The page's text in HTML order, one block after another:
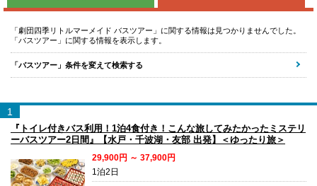
「劇団四季リトルマーメイド バスツアー」に関する情報は見つかりませんでした。
「バスツアー」に関する情報を表示します。
「バスツアー」条件を変えて検索する
1
『トイレ付きバス利用！1泊4食付き！こんな旅してみたかったミステリ
ーバスツアー2日間』【水戸・千波湖・友部 出発】＜ゆったり旅＞
29,900円 ～ 37,900円
1泊2日